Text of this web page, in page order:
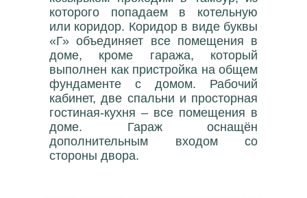
которого попадаем в котельную
или коридор. Коридор в виде буквы
«Г» объединяет все помещения в
доме, кроме гаража, который
выполнен как пристройка на общем
фундаменте с домом. Рабочий
кабинет, две спальни и просторная
гостиная-кухня – все помещения в
доме. Гараж оснащён
дополнительным входом со
стороны двора.